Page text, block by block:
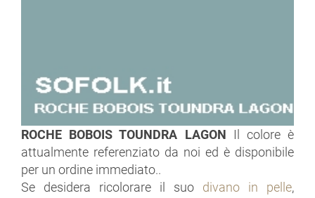
ROCHE BOBOIS TOUNDRA LAGON Il colore è
attualmente referenziato da noi ed è disponibile
per un ordine immediato..
Se desidera ricolorare il suo divano in pelle,